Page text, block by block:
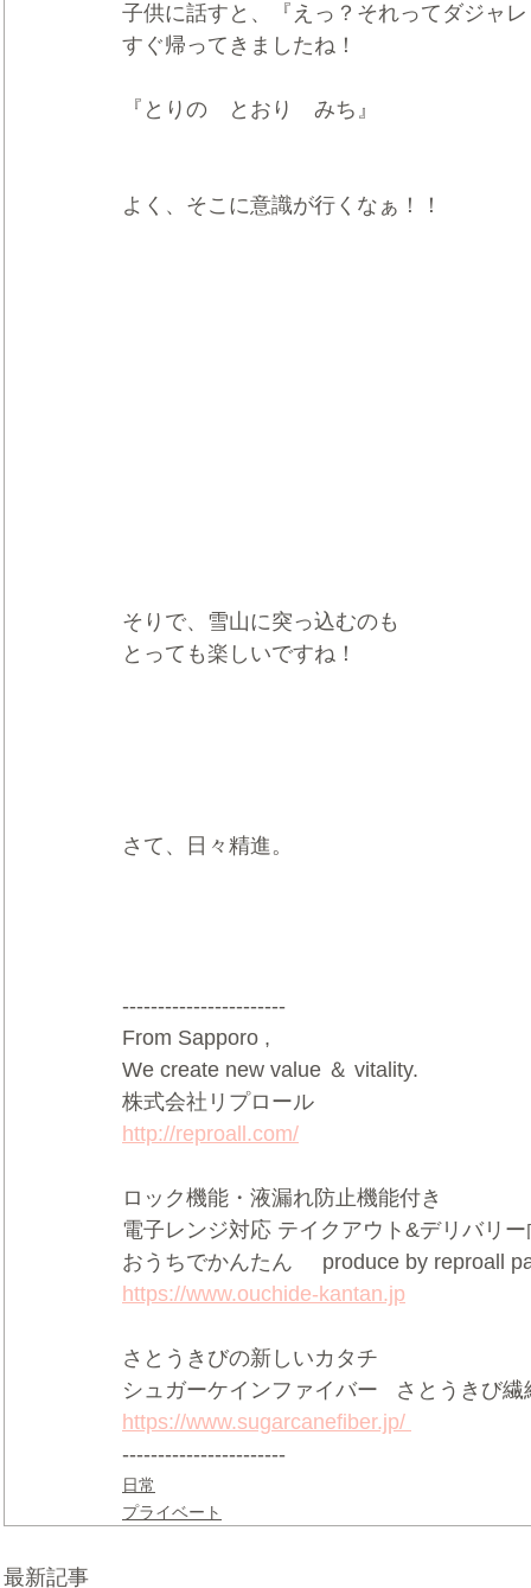
子供に話すと、『えっ？それってダジャ
すぐ帰ってきましたね！
『とりの　とおり　みち』
よく、そこに意識が行くなぁ！！
そりで、雪山に突っ込むのも
とっても楽しいですね！
さて、日々精進。
-----------------------
From Sapporo ,
We create new value ＆ vitality.
株式会社リプロール
http://reproall.com/
ロック機能・液漏れ防止機能付き
電子レンジ対応 テイクアウト&デリバ
おうちでかんたん     produce by reproall
https://www.ouchide-kantan.jp
さとうきびの新しいカタチ
シュガーケインファイバー   さとうきび
https://www.sugarcanefiber.jp/
-----------------------
日常
プライベート
最新記事